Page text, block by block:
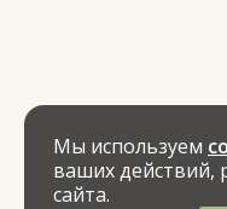
Мы используем
ваших действий,
сайта.